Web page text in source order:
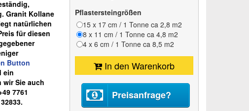
Granit Kollane
natürlichen
für diesen
Button
ein
wir Sie auch
7761
Pflastersteingrößen
15 x 17 cm / 1 Tonne ca 2,8 m2
8 x 11 cm / 1 Tonne ca 4,8 m2
4 x 6 cm / 1 Tonne ca 8,5 m2
In den Warenkorb
Preisanfrage?